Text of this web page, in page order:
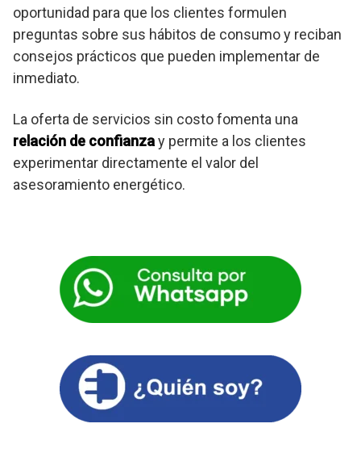
oportunidad para que los clientes formulen
preguntas sobre sus hábitos de consumo y reciban
consejos prácticos que pueden implementar de
inmediato.
La oferta de servicios sin costo fomenta una
relación de confianzay permite a los clientes
experimentar directamente el valor del
asesoramiento energético.